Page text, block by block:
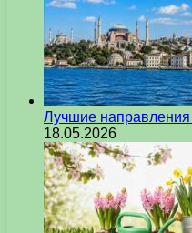
Лучшие направления
18.05.2026